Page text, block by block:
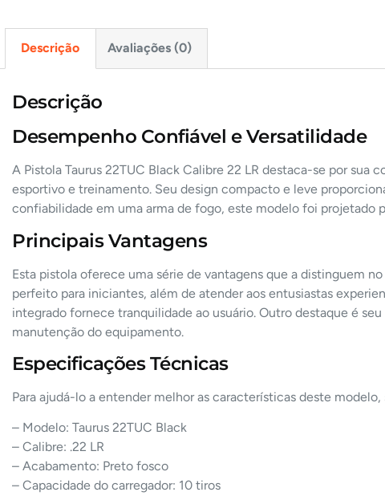
Descrição Avaliações (0)
Descrição
Desempenho Confiável e Versatilidade
A Pistola Taurus 22TUC Black Calibre 22 LR destaca-se por
esportivo e treinamento. Seu design compacto e leve
confiabilidade em uma arma de fogo, este modelo foi projetado
Principais Vantagens
Esta pistola oferece uma série de vantagens que a distinguem
perfeito para iniciantes, além de atender aos entusiastas
integrado fornece tranquilidade ao usuário. Outro destaque é
manutenção do equipamento.
Especificações Técnicas
Para ajudá-lo a entender melhor as características deste
– Modelo: Taurus 22TUC Black
– Calibre: .22 LR
– Acabamento: Preto fosco
– Capacidade do carregador: 10 tiros